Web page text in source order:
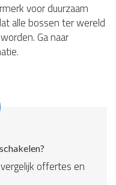
voor duurzaam
alle bossen ter wereld
Ga naar
offertes en